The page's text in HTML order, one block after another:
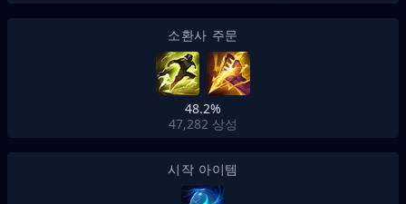
소환사 주문
48.2%
47,282 상성
시작 아이템